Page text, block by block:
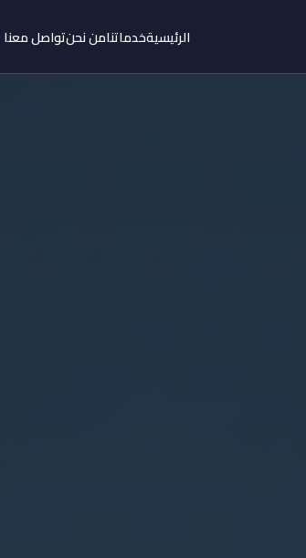
الرئيسيةخدماتنامن نحنتواصل معنا